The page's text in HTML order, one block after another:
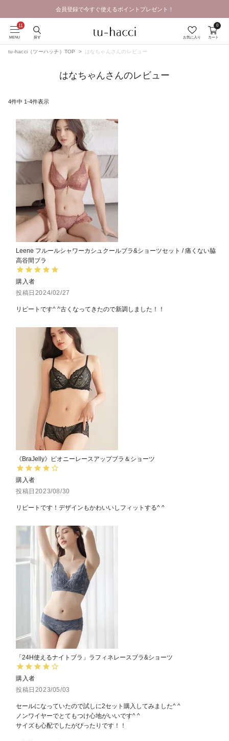
会員登録で今すぐ使えるポイントプレゼント！
MENU 探す お気に入り カート
0
tu-hacci（ツーハッチ）TOP はなちゃんさんのレビュー
はなちゃんさんのレビュー
4件中 1-4件表示
Leene フルールシャワーカシュクールブラ&ショーツセット / 痛くない脇
高谷間ブラ
購入者
投稿日 2024/02/27
リピートです^ ^古くなってきたので新調しました！！
《BraJelly》ピオニーレースアップブラ＆ショーツ
購入者
投稿日 2023/08/30
リピートです！デザインもかわいいしフィットする^ ^
「24H使えるナイトブラ」ラフィネレースブラ&ショーツ
購入者
投稿日 2023/05/03
セールになっていたので試しに2セット購入してみました^ ^
ノンワイヤーでとてもつけ心地がいいです^ ^
サイズも心配でしたがぴったりです！！